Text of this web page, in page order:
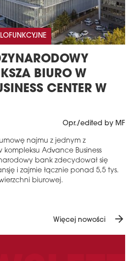
BIURO W
CENTER W
Opr./edited by MF
najmu z jednym z
Advance Business
bank zdecydował się
i zajmie łącznie ponad 5,5 tys.
biurowej.
Więcej nowości arrow_forward